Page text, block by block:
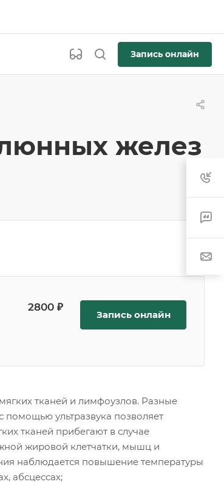
Запись онлайн
желез
2800 ₽
Запись онлайн
тканей и лимфоузлов. Разные
помощью ультразвука позволяет
тканей прибегают в случае
жировой клетчатки, мышц и
наблюдается повышение температуры
абсцессах;